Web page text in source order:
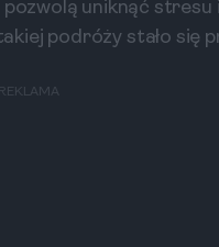
uniknąć stresu
podróży stało się
REKLAMA